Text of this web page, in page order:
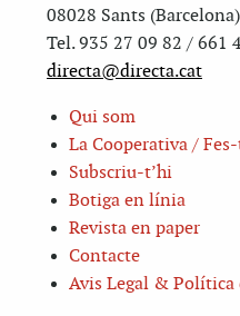
08028 Sants (Barcelona)
Tel. 935 27 09 82 / 661
directa@directa.cat
Qui som
La Cooperativa / Fes-
Subscriu-t’hi
Botiga en línia
Revista en paper
Contacte
Avis Legal & Política